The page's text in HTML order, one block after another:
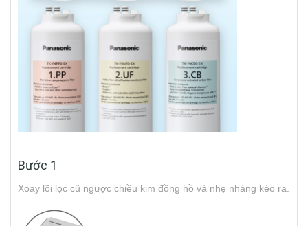
Bước 1
Xoay lõi lọc cũ ngược chiều kim đồng hồ và nhẹ nhàng kéo ra.